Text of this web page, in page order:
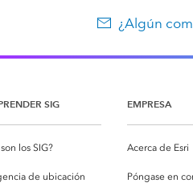
¿Algún
SIG
los SIG?
de ubicación
EMPRESA
Acerca de Esri
Póngase en